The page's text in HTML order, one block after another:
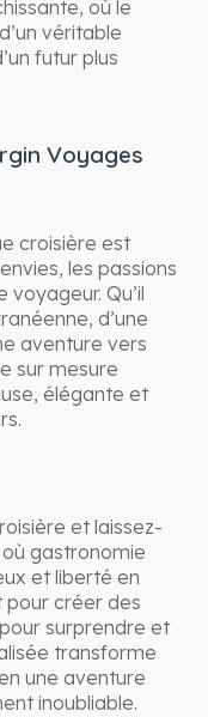
où le
véritable
futur plus
Voyages
croisière est
les passions
Qu’il
d’une
aventure vers
sur mesure
élégante et
et laissez-
gastronomie
et liberté en
pour créer des
surprendre et
transforme
une aventure
inoubliable.